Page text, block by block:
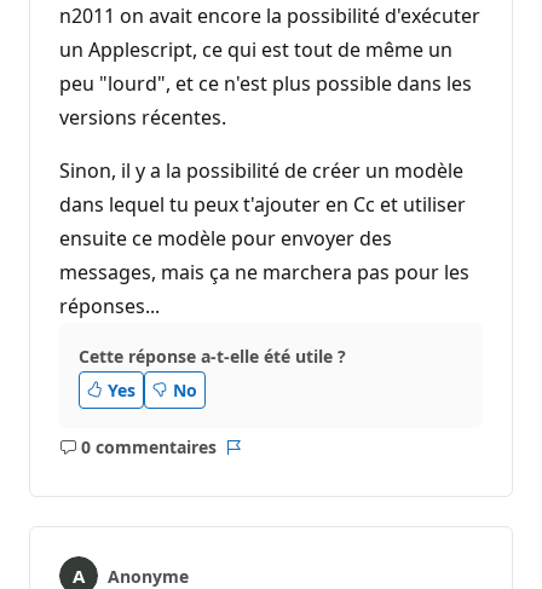
n2011 on avait encore la possibilité d'exécuter
un Applescript, ce qui est tout de même un
peu "lourd", et ce n'est plus possible dans les
versions récentes.
Sinon, il y a la possibilité de créer un modèle
dans lequel tu peux t'ajouter en Cc et utiliser
ensuite ce modèle pour envoyer des
messages, mais ça ne marchera pas pour les
réponses...
Cette réponse a-t-elle été utile ?
Yes
No
0 commentaires
Aucun
Anonyme